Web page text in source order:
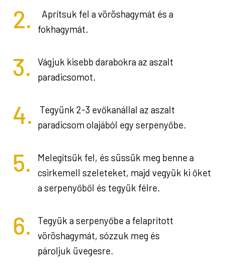
2.
Aprítsuk fel a vöröshagymát és a
fokhagymát.
3.
Vágjuk kisebb darabokra az aszalt
paradicsomot.
4.
Tegyünk 2-3 evőkanállal az aszalt
paradicsom olajából egy serpenyőbe.
5.
Melegítsük fel, és süssük meg benne a
csirkemell szeleteket, majd vegyük ki őket
a serpenyőből és tegyük félre.
6.
Tegyük a serpenyőbe a felaprított
vöröshagymát, sózzuk meg és
pároljuk üvegesre.